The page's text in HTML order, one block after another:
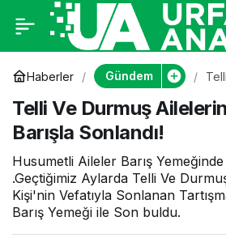
Haberler Gündem
Telli Ve Durmuş
Barışla Sonlandı!
Husumetli Aileler Barış
.Geçtiğimiz Aylarda Telli Ve
Kişi'nin Vefatıyla Sonlanan
Barış Yemeği ile Son buldu.
Telli Ve Durmuş
Ailelerinin Husumeti
Barışla Sonlandı!